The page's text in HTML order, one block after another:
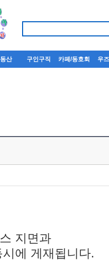
산 구인구직 카페/동호회 우
지면과
에 게재됩니다.